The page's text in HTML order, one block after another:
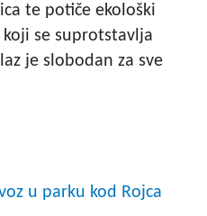
te potiče ekološki
se suprotstavlja
je slobodan za sve
u parku kod Rojca